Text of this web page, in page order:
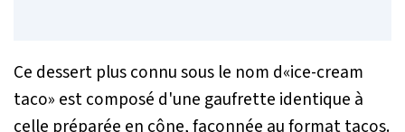
Ce dessert plus connu sous le nom d«ice-cream
taco» est composé d'une gaufrette identique à
celle préparée en cône, façonnée au format tacos.